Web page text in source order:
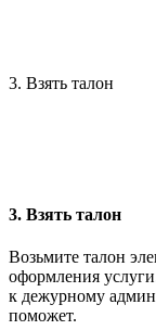
3. Взять талон
3. Взять талон
Возьмите талон
оформления
к дежурному
поможет.